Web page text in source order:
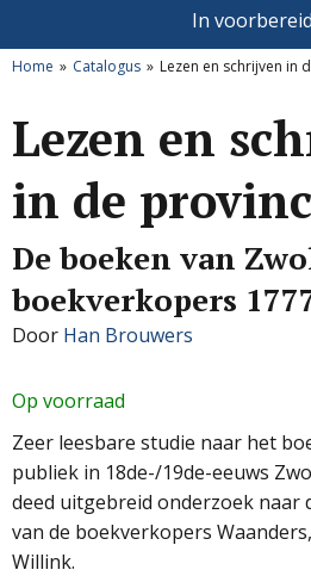
In
Home Catalogus Lezen en schrijven in
Lezen en
in de
De boeken van
boekverkopers
Door Han Brouwers
Op voorraad
Zeer leesbare studie naar het
publiek in 18de-/19de-eeuws
deed uitgebreid onderzoek naar
van de boekverkopers
Willink.